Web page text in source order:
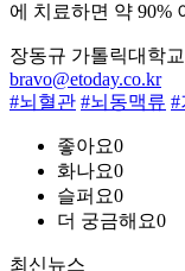
에 치료하면 약 90%
장동규 가톨릭대학
bravo@etoday.co.kr
#뇌혈관 #뇌동맥류 #
좋아요0
화나요0
슬퍼요0
더 궁금해요0
최신뉴스